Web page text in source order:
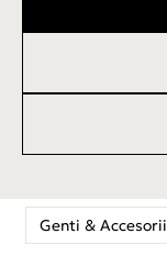
Genti & Accesorii